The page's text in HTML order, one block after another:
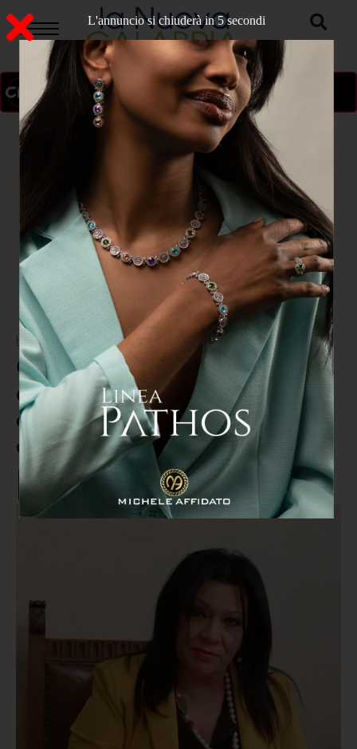
ON AIR
Home > ATTUALITA
Cuzzupi: "8 marzo dedicato alle
donne che nel mondo lottano
contro l’ingiustizia e per i loro
diritti"
L'annuncio si chiuderà in 4 secondi